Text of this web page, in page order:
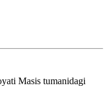
Masis tumanidagi